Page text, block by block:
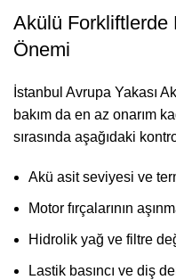
Akülü Forkliftlerde
Önemi
İstanbul Avrupa Yakası
bakım da en az onarım
sırasında aşağıdaki
Akü asit seviyesi ve
Motor fırçalarının
Hidrolik yağ ve filtre
Lastik basıncı ve diş